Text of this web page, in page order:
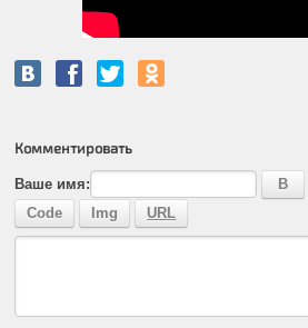
Комментировать
Ваше имя: